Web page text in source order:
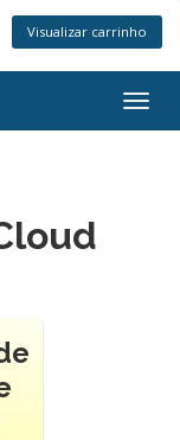
Visualizar carrinho